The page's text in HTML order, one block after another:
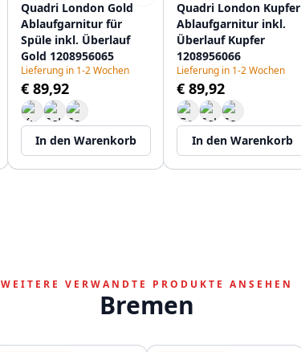
Quadri London Gold
Ablaufgarnitur für
Spüle inkl. Überlauf
Gold 1208956065
Lieferung in 1-2 Wochen
€ 89,92
In den Warenkorb
Quadri London Kupfer
Ablaufgarnitur inkl.
Überlauf Kupfer
1208956066
Lieferung in 1-2 Wochen
€ 89,92
In den Warenkorb
WEITERE VERWANDTE PRODUKTE ANSEHEN
Bremen